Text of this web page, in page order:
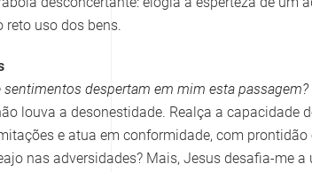
reto uso dos bens.
sentimentos despertam em mim esta passagem?
louva a desonestidade. Realça a
e atua em conformidade, com
nas adversidades? Mais, Jesus desafia-me